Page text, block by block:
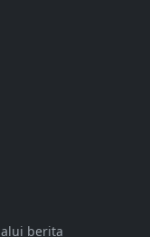
berita